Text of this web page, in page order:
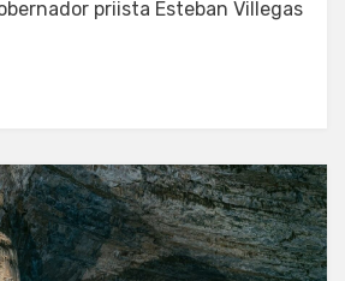
priista Esteban Villegas